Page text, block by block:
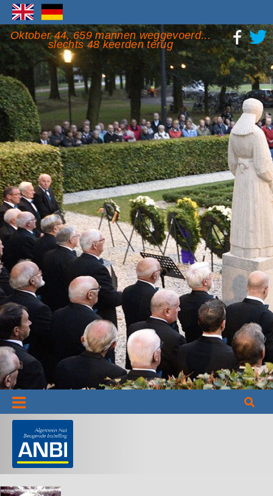
Oktober 44, 659 mannen weggevoerd...
slechts 48 keerden terug
Informatie